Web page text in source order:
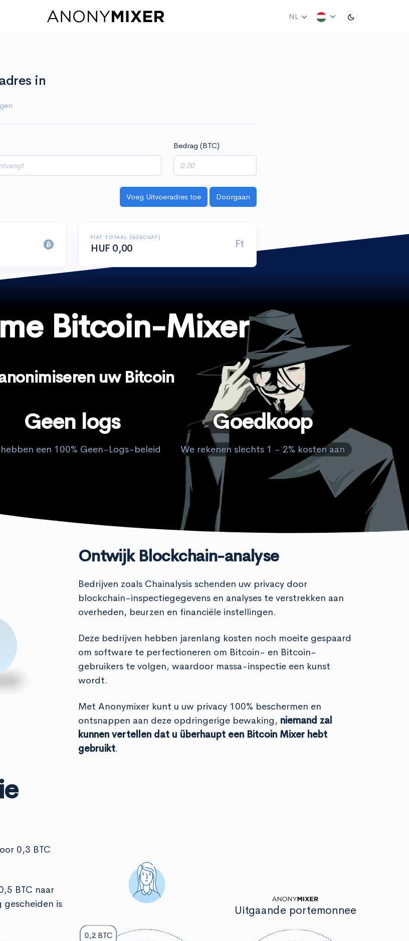
NL
in
Bedrag (BTC)
FIAT TOTAAL (GESCHAT)
HUF 0,00 Ft
Bitcoin-Mixer
uw Bitcoin
Geen logs
een 100% Geen-Logs-beleid
Goedkoop
We rekenen slechts 1 - 2% kosten aan
Ontwijk Blockchain-analyse
Bedrijven zoals Chainalysis schenden uw privacy door
blockchain-inspectiegegevens en analyses te verstrekken aan
overheden, beurzen en financiële instellingen.
Deze bedrijven hebben jarenlang kosten noch moeite gespaard
om software te perfectioneren om Bitcoin- en Bitcoin-
gebruikers te volgen, waardoor massa-inspectie een kunst
wordt.
Met Anonymixer kunt u uw privacy 100% beschermen en
ontsnappen aan deze opdringerige bewaking, niemand zal
kunnen vertellen dat u überhaupt een Bitcoin Mixer hebt
gebruikt.
0,3 BTC
BTC naar
is
0,2 BTC
Uitgaande portemonnee